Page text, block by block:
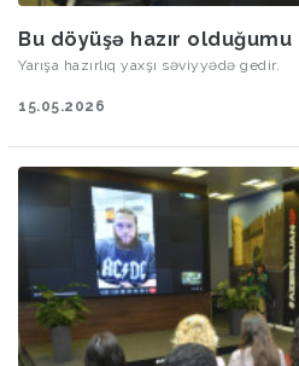
Bu döyüşə hazır
Yarışa hazırlıq yaxşı səviyyədə gedir.
15.05.2026